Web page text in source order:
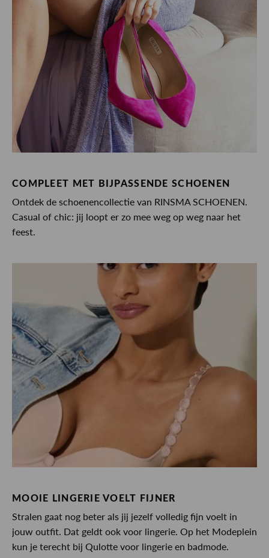
COMPLEET MET BIJPASSENDE SCHOENEN
Ontdek de schoenencollectie van RINSMA SCHOENEN.
Casual of chic: jij loopt er zo mee weg op weg naar het
feest.
MOOIE LINGERIE VOELT FIJNER
Stralen gaat nog beter als jij jezelf volledig fijn voelt in
jouw outfit. Dat geldt ook voor lingerie. Op het Modeplein
kun je terecht bij Qulotte voor lingerie en badmode.